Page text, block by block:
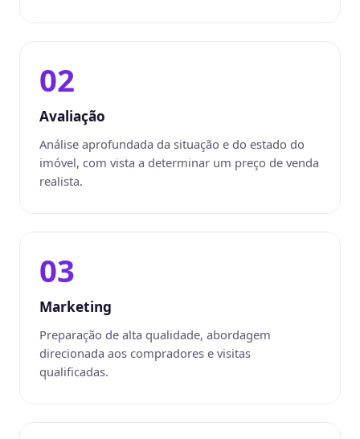
02
Avaliação
Análise aprofundada da situação e do estado do
imóvel, com vista a determinar um preço de venda
realista.
03
Marketing
Preparação de alta qualidade, abordagem
direcionada aos compradores e visitas
qualificadas.